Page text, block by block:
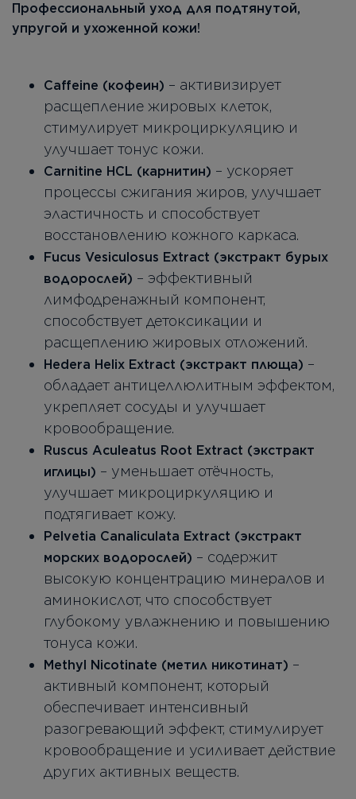
Профессиональный уход для подтянутой,
упругой и ухоженной кожи!
Caffeine (кофеин) – активизирует
расщепление жировых клеток,
стимулирует микроциркуляцию и
улучшает тонус кожи.
Carnitine HCL (карнитин) – ускоряет
процессы сжигания жиров, улучшает
эластичность и способствует
восстановлению кожного каркаса.
Fucus Vesiculosus Extract (экстракт бурых
водорослей) – эффективный
лимфодренажный компонент,
способствует детоксикации и
расщеплению жировых отложений.
Hedera Helix Extract (экстракт плюща) –
обладает антицеллюлитным эффектом,
укрепляет сосуды и улучшает
кровообращение.
Ruscus Aculeatus Root Extract (экстракт
иглицы) – уменьшает отёчность,
улучшает микроциркуляцию и
подтягивает кожу.
Pelvetia Canaliculata Extract (экстракт
морских водорослей) – содержит
высокую концентрацию минералов и
аминокислот, что способствует
глубокому увлажнению и повышению
тонуса кожи.
Methyl Nicotinate (метил никотинат) –
активный компонент, который
обеспечивает интенсивный
разогревающий эффект, стимулирует
кровообращение и усиливает действие
других активных веществ.